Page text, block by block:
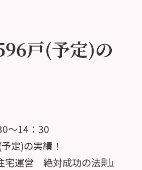
戸(予定)の
～14：30
定)の実績！
宅運営 絶対成功の法則』